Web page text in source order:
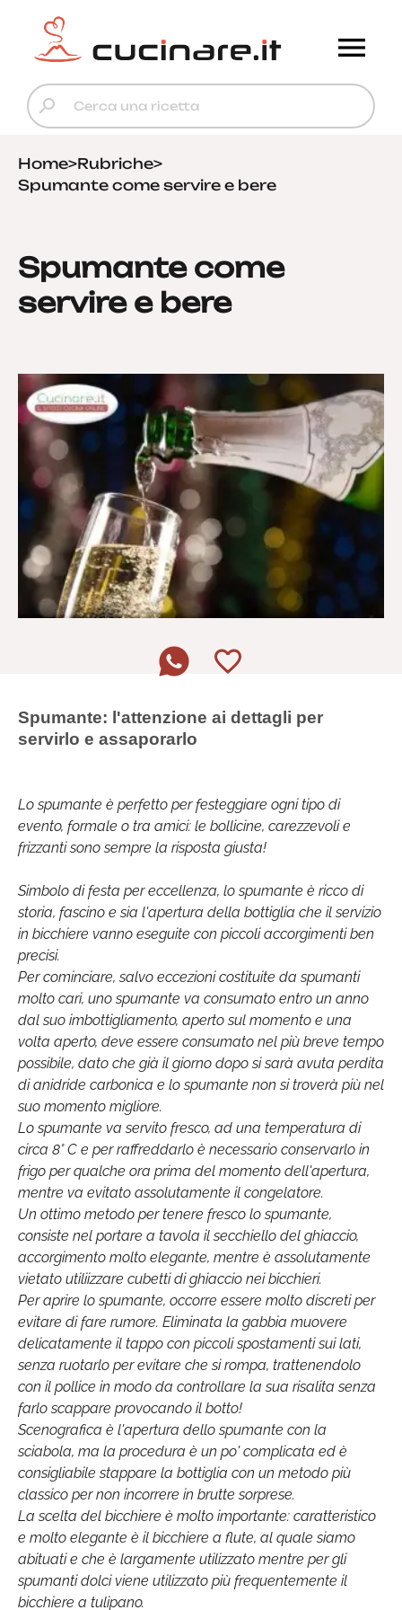
Home>Rubriche>
Spumante come servire e bere
Spumante come
servire e bere
Spumante: l'attenzione ai dettagli per
servirlo e assaporarlo
Lo spumante è perfetto per festeggiare ogni tipo di
evento, formale o tra amici: le bollicine, carezzevoli e
frizzanti sono sempre la risposta giusta!
Simbolo di festa per eccellenza, lo spumante è ricco di
storia, fascino e sia l'apertura della bottiglia che il servizio
in bicchiere vanno eseguite con piccoli accorgimenti ben
precisi.
Per cominciare, salvo eccezioni costituite da spumanti
molto cari, uno spumante va consumato entro un anno
dal suo imbottigliamento, aperto sul momento e una
volta aperto, deve essere consumato nel più breve tempo
possibile, dato che già il giorno dopo si sarà avuta perdita
di anidride carbonica e lo spumante non si troverà più nel
suo momento migliore.
Lo spumante va servito fresco, ad una temperatura di
circa 8° C e per raffreddarlo è necessario conservarlo in
frigo per qualche ora prima del momento dell'apertura,
mentre va evitato assolutamente il congelatore.
Un ottimo metodo per tenere fresco lo spumante,
consiste nel portare a tavola il secchiello del ghiaccio,
accorgimento molto elegante, mentre è assolutamente
vietato utiliizzare cubetti di ghiaccio nei bicchieri.
Per aprire lo spumante, occorre essere molto discreti per
evitare di fare rumore. Eliminata la gabbia muovere
delicatamente il tappo con piccoli spostamenti sui lati,
senza ruotarlo per evitare che si rompa, trattenendolo
con il pollice in modo da controllare la sua risalita senza
farlo scappare provocando il botto!
Scenografica è l'apertura dello spumante con la
sciabola, ma la procedura è un po' complicata ed è
consigliabile stappare la bottiglia con un metodo più
classico per non incorrere in brutte sorprese.
La scelta del bicchiere è molto importante: caratteristico
e molto elegante è il bicchiere a flute, al quale siamo
abituati e che è largamente utilizzato mentre per gli
spumanti dolci viene utilizzato più frequentemente il
bicchiere a tulipano.